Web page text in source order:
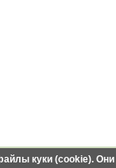
куки (cookie).